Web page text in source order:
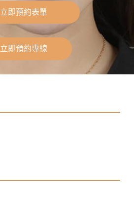
立即預約表單
立即預約專線